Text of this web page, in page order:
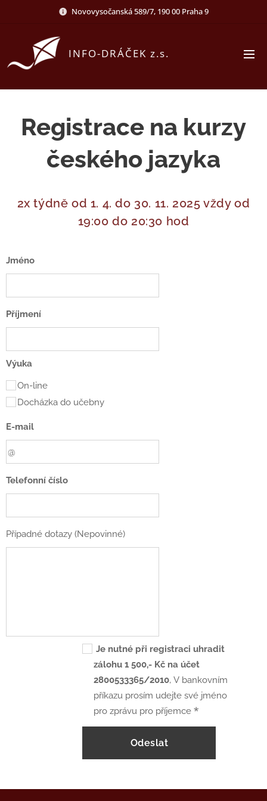
Novovysočanská 589/7, 190 00 Praha 9
INFO-DRÁČEK z.s.
Registrace na kurzy
českého jazyka
2x týdně od 1. 4. do 30. 11. 2025 vždy od
19:00 do 20:30 hod
Jméno
Příjmení
Výuka
On-line
Docházka do učebny
E-mail
Telefonní číslo
Případné dotazy (Nepovinné)
Je nutné při registraci uhradit
zálohu 1 500,- Kč na účet
2800533365/2010, V bankovním
příkazu prosím udejte své jméno
pro zprávu pro příjemce
Odeslat